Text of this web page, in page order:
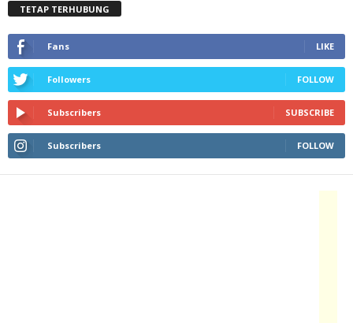
TETAP TERHUBUNG
Fans LIKE
Followers FOLLOW
Subscribers SUBSCRIBE
Subscribers FOLLOW